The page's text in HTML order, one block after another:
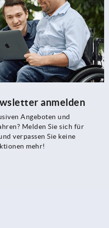
anmelden
Angeboten und
Melden Sie sich für
verpassen Sie keine
mehr!